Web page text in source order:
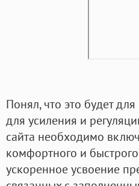
Понял, что это будет
для усиления и
сайта необходимо
комфортного и
ускоренное усвоение